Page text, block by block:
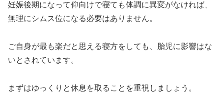
妊娠後期になって仰向けで寝ても体調に異変がなければ、
無理にシムス位になる必要はありません。
ご自身が最も楽だと思える寝方をしても、胎児に影響はな
いとされています。
まずはゆっくりと休息を取ることを重視しましょう。